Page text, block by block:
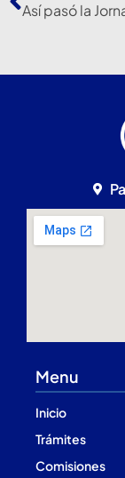
Menu
Inicio
Trámites
Comisiones